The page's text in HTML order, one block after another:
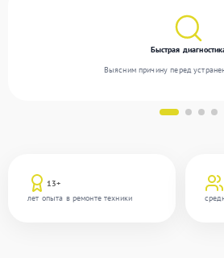
13+
лет опыта в ремонте техники
Быстрая
Выясним причину перед